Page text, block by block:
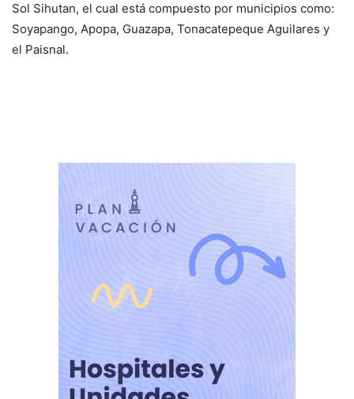
Sol Sihutan, el cual está compuesto por municipios como:
Soyapango, Apopa, Guazapa, Tonacatepeque Aguilares y
el Paisnal.